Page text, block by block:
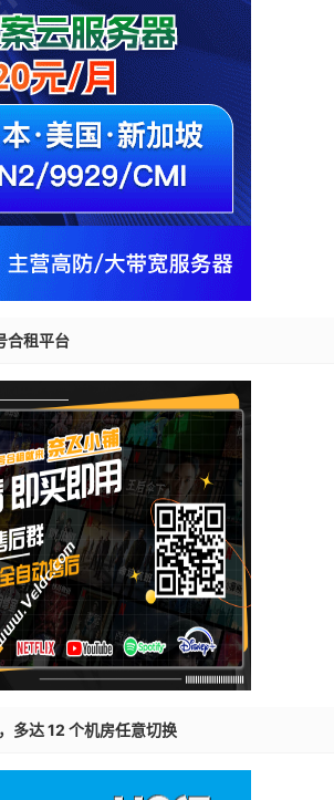
合租平台
多达 12 个机房任意切换